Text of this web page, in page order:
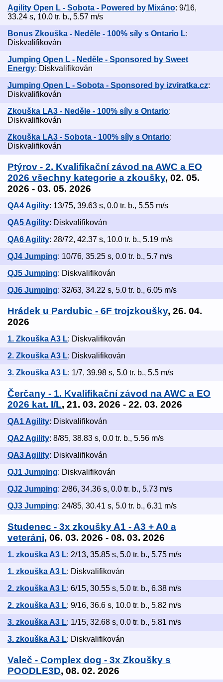
Agility Open L - Sobota - Powered by Mixáno: 9/16,
33.24 s, 10.0 tr. b., 5.57 m/s
Bonus Zkouška - Neděle - 100% síly s Ontario L:
Diskvalifikován
Jumping Open L - Neděle - Sponsored by Sweet
Energy: Diskvalifikován
Jumping Open L - Sobota - Sponsored by izviratka.cz:
Diskvalifikován
Zkouška LA3 - Neděle - 100% síly s Ontario:
Diskvalifikován
Zkouška LA3 - Sobota - 100% síly s Ontario:
Diskvalifikován
Ptýrov - 2. Kvalifikační závod na AWC a EO
2026 všechny kategorie a zkoušky, 02. 05.
2026 - 03. 05. 2026
QA4 Agility: 13/75, 39.63 s, 0.0 tr. b., 5.55 m/s
QA5 Agility: Diskvalifikován
QA6 Agility: 28/72, 42.37 s, 10.0 tr. b., 5.19 m/s
QJ4 Jumping: 10/76, 35.25 s, 0.0 tr. b., 5.7 m/s
QJ5 Jumping: Diskvalifikován
QJ6 Jumping: 32/63, 34.22 s, 5.0 tr. b., 6.05 m/s
Hrádek u Pardubic - 6F trojzkoušky, 26. 04.
2026
1. Zkouška A3 L: Diskvalifikován
2. Zkouška A3 L: Diskvalifikován
3. Zkouška A3 L: 1/7, 39.98 s, 5.0 tr. b., 5.5 m/s
Čerčany - 1. Kvalifikační závod na AWC a EO
2026 kat. I/L, 21. 03. 2026 - 22. 03. 2026
QA1 Agility: Diskvalifikován
QA2 Agility: 8/85, 38.83 s, 0.0 tr. b., 5.56 m/s
QA3 Agility: Diskvalifikován
QJ1 Jumping: Diskvalifikován
QJ2 Jumping: 2/86, 34.36 s, 0.0 tr. b., 5.73 m/s
QJ3 Jumping: 24/85, 30.41 s, 5.0 tr. b., 6.31 m/s
Studenec - 3x zkoušky A1 - A3 + A0 a
veteráni, 06. 03. 2026 - 08. 03. 2026
1. zkouška A3 L: 2/13, 35.85 s, 5.0 tr. b., 5.75 m/s
1. zkouška A3 L: Diskvalifikován
2. zkouška A3 L: 6/15, 30.55 s, 5.0 tr. b., 6.38 m/s
2. zkouška A3 L: 9/16, 36.6 s, 10.0 tr. b., 5.82 m/s
3. zkouška A3 L: 1/15, 32.68 s, 0.0 tr. b., 5.81 m/s
3. zkouška A3 L: Diskvalifikován
Valeč - Complex dog - 3x Zkoušky s
POODLE3D, 08. 02. 2026